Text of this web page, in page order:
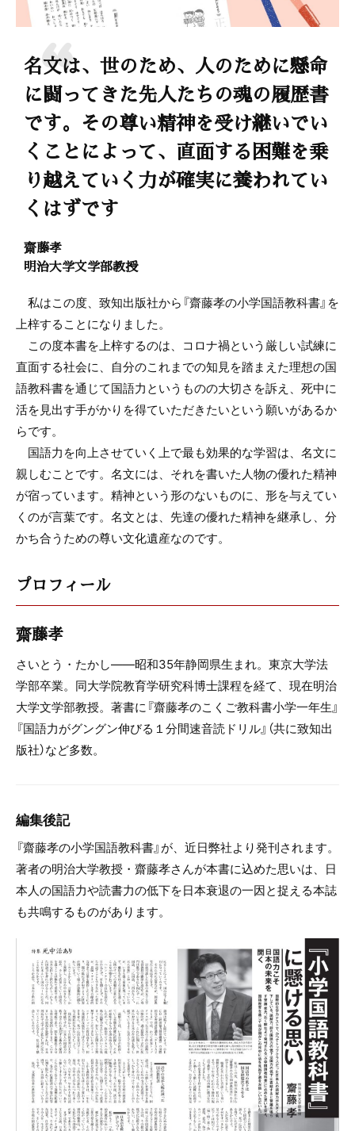
名文は、世のため、人のために懸命
に闘ってきた先人たちの魂の履歴書
です。その尊い精神を受け継いでい
くことによって、直面する困難を乗
り越えていく力が確実に養われてい
くはずです
齋藤孝
明治大学文学部教授
私はこの度、致知出版社から『齋藤孝の小学国語教科書』を
上梓することになりました。
この度本書を上梓するのは、コロナ禍という厳しい試練に
直面する社会に、自分のこれまでの知見を踏まえた理想の国
語教科書を通じて国語力というものの大切さを訴え、死中に
活を見出す手がかりを得ていただきたいという願いがあるか
らです。
国語力を向上させていく上で最も効果的な学習は、名文に
親しむことです。名文には、それを書いた人物の優れた精神
が宿っています。精神という形のないものに、形を与えてい
くのが言葉です。名文とは、先達の優れた精神を継承し、分
かち合うための尊い文化遺産なのです。
プロフィール
齋藤孝
さいとう・たかし――昭和35年静岡県生まれ。東京大学法
学部卒業。同大学院教育学研究科博士課程を経て、現在明治
大学文学部教授。著書に『齋藤孝のこくご教科書小学一年生』
『国語力がグングン伸びる１分間速音読ドリル』（共に致知出
版社）など多数。
編集後記
『齋藤孝の小学国語教科書』が、近日弊社より発刊されます。
著者の明治大学教授・齋藤孝さんが本書に込めた思いは、日
本人の国語力や読書力の低下を日本衰退の一因と捉える本誌
も共鳴するものがあります。